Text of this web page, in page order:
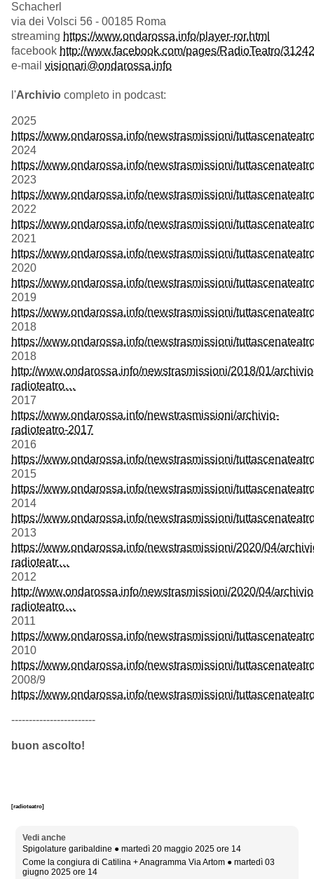
Schacherl
via dei Volsci 56 - 00185 Roma
streaming https://www.ondarossa.info/player-ror.html
facebook http://www.facebook.com/pages/RadioTeatro/
e-mail visionari@ondarossa.info
l'Archivio completo in podcast:
2025
https://www.ondarossa.info/newstrasmissioni/
2024
https://www.ondarossa.info/newstrasmissioni/
2023
https://www.ondarossa.info/newstrasmissioni/
2022
https://www.ondarossa.info/newstrasmissioni/
2021
https://www.ondarossa.info/newstrasmissioni/
2020
https://www.ondarossa.info/newstrasmissioni/
2019
https://www.ondarossa.info/newstrasmissioni/
2018
https://www.ondarossa.info/newstrasmissioni/
2018
http://www.ondarossa.info/newstrasmissioni/2018/01/
radioteatro…
2017
https://www.ondarossa.info/newstrasmissioni/archivio-
radioteatro-2017
2016
https://www.ondarossa.info/newstrasmissioni/
2015
https://www.ondarossa.info/newstrasmissioni/
2014
https://www.ondarossa.info/newstrasmissioni/
2013
https://www.ondarossa.info/newstrasmissioni/2020/04/
radioteatr…
2012
http://www.ondarossa.info/newstrasmissioni/2020/04/
radioteatro…
2011
https://www.ondarossa.info/newstrasmissioni/
2010
https://www.ondarossa.info/newstrasmissioni/
2008/9
https://www.ondarossa.info/newstrasmissioni/
------------------------
buon ascolto!
[radioteatro]
Vedi anche
Spigolature garibaldine ● martedì 20 maggio 2025 ore 14
Come la congiura di Catilina + Anagramma Via Artom ● martedì 03
giugno 2025 ore 14